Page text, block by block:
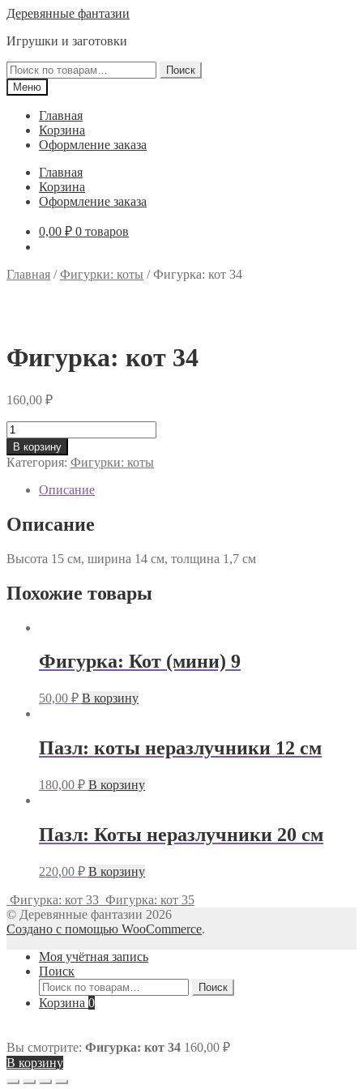
Перейти
навигации
Перейти
содержимому
Деревянные фантазии
Игрушки и заготовки
Искать:
Поиск
Меню
Главная
Корзина
Оформление заказа
Главная
Корзина
Оформление заказа
0,00 ₽ 0 товаров
Главная /Фигурки: коты /Фигурка: кот 34
Фигурка: кот 34
160,00 ₽
Количество
товара
Фигурка:
кот
В корзину
Категория: Фигурки: коты
Описание
Описание
Высота 15 см, ширина 14 см, толщина 1,7 см
Похожие товары
Фигурка: Кот (мини) 9
50,00 ₽ В корзину
Пазл: коты неразлучники 12 см
180,00 ₽ В корзину
Пазл: Коты неразлучники 20 см
220,00 ₽ В корзину
Фигурка: кот 33 Фигурка: кот 35
© Деревянные фантазии 2026
Создано с помощью WooCommerce.
Моя учётная запись
Поиск
Искать:
Поиск
Корзина 0
Вы смотрите: Фигурка: кот 34 160,00 ₽
В корзину